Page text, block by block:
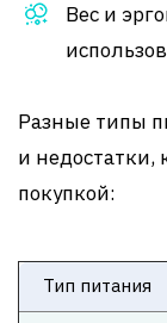
Вес и
Разные типы
и недостатки,
покупкой:
Тип питания